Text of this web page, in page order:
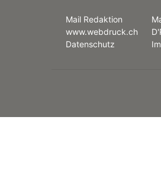
Mail Redaktion
www.webdruck.ch
Datenschutz